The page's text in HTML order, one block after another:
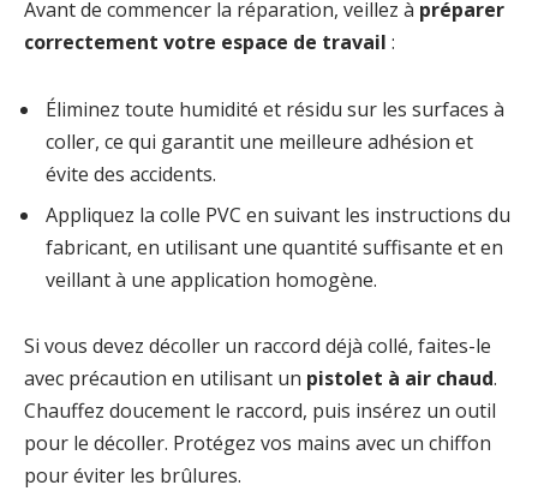
Avant de commencer la réparation, veillez à préparer
correctement votre espace de travail :
Éliminez toute humidité et résidu sur les surfaces à
coller, ce qui garantit une meilleure adhésion et
évite des accidents.
Appliquez la colle PVC en suivant les instructions du
fabricant, en utilisant une quantité suffisante et en
veillant à une application homogène.
Si vous devez décoller un raccord déjà collé, faites-le
avec précaution en utilisant un pistolet à air chaud.
Chauffez doucement le raccord, puis insérez un outil
pour le décoller. Protégez vos mains avec un chiffon
pour éviter les brûlures.